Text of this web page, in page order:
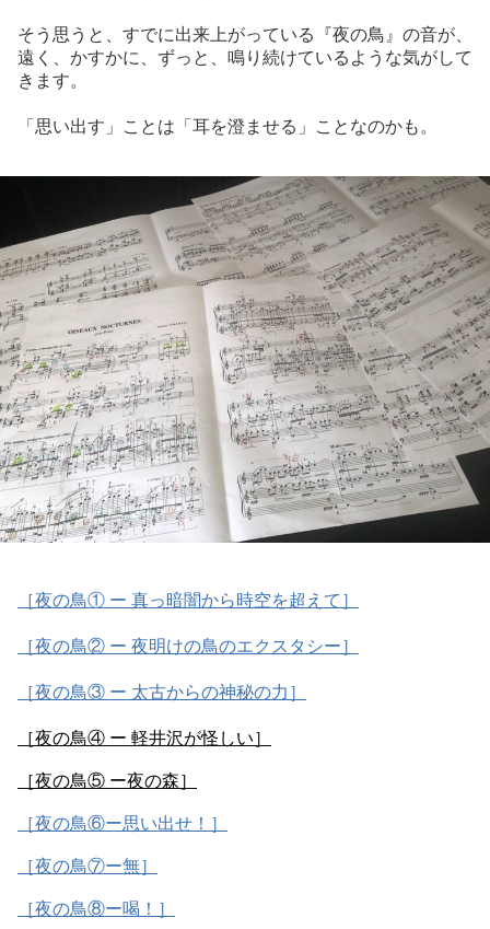
そう思うと、すでに出来上がっている『夜の鳥』の音が、
遠く、かすかに、ずっと、鳴り続けているような気がして
きます。
「思い出す」ことは「耳を澄ませる」ことなのかも。
［夜の鳥① ー 真っ暗闇から時空を超えて］
［夜の鳥② ー 夜明けの鳥のエクスタシー］
［夜の鳥③ ー 太古からの神秘の力］
［夜の鳥④ ー 軽井沢が怪しい］
［夜の鳥⑤ ー夜の森］
［夜の鳥⑥ー思い出せ！］
［夜の鳥⑦ー無］
［夜の鳥⑧ー喝！］